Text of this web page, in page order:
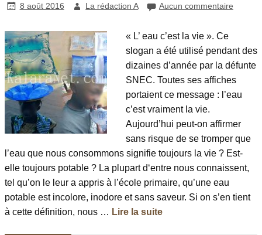
8 août 2016 La rédaction A Aucun commentaire
« L’ eau c’est la vie ». Ce
slogan a été utilisé pendant des
dizaines d’année par la défunte
SNEC. Toutes ses affiches
portaient ce message : l’eau
c’est vraiment la vie.
Aujourd’hui peut-on affirmer
sans risque de se tromper que
l’eau que nous consommons signifie toujours la vie ? Est-
elle toujours potable ? La plupart d‘entre nous connaissent,
tel qu’on le leur a appris à l’école primaire, qu’une eau
potable est incolore, inodore et sans saveur. Si on s’en tient
à cette définition, nous … Lire la suite